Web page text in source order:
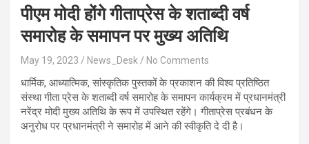
पीएम मोदी होंगे गीताप्रेस के शताब्दी वर्ष
समारोह के समापन पर मुख्य अतिथि
May 19, 2023 News_Desk No Comments
धार्मिक, आध्यात्मिक, सांस्कृतिक पुस्तकों के प्रकाशन की विश्व प्रतिष्ठित
संस्था गीता प्रेस के शताब्दी वर्ष समारोह के समापन कार्यक्रम में प्रधानमंत्री
नरेंद्र मोदी मुख्य अतिथि के रूप में उपस्थित रहेंगे। गीताप्रेस प्रबंधन के
अनुरोध पर प्रधानमंत्री ने समारोह में आने की स्वीकृति दे दी है।